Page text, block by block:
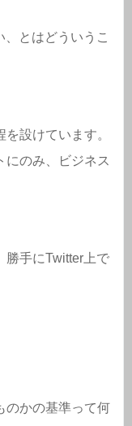
とはどういうこ
設けています。
にのみ、ビジネス
勝手にTwitter上で
のかの基準って何